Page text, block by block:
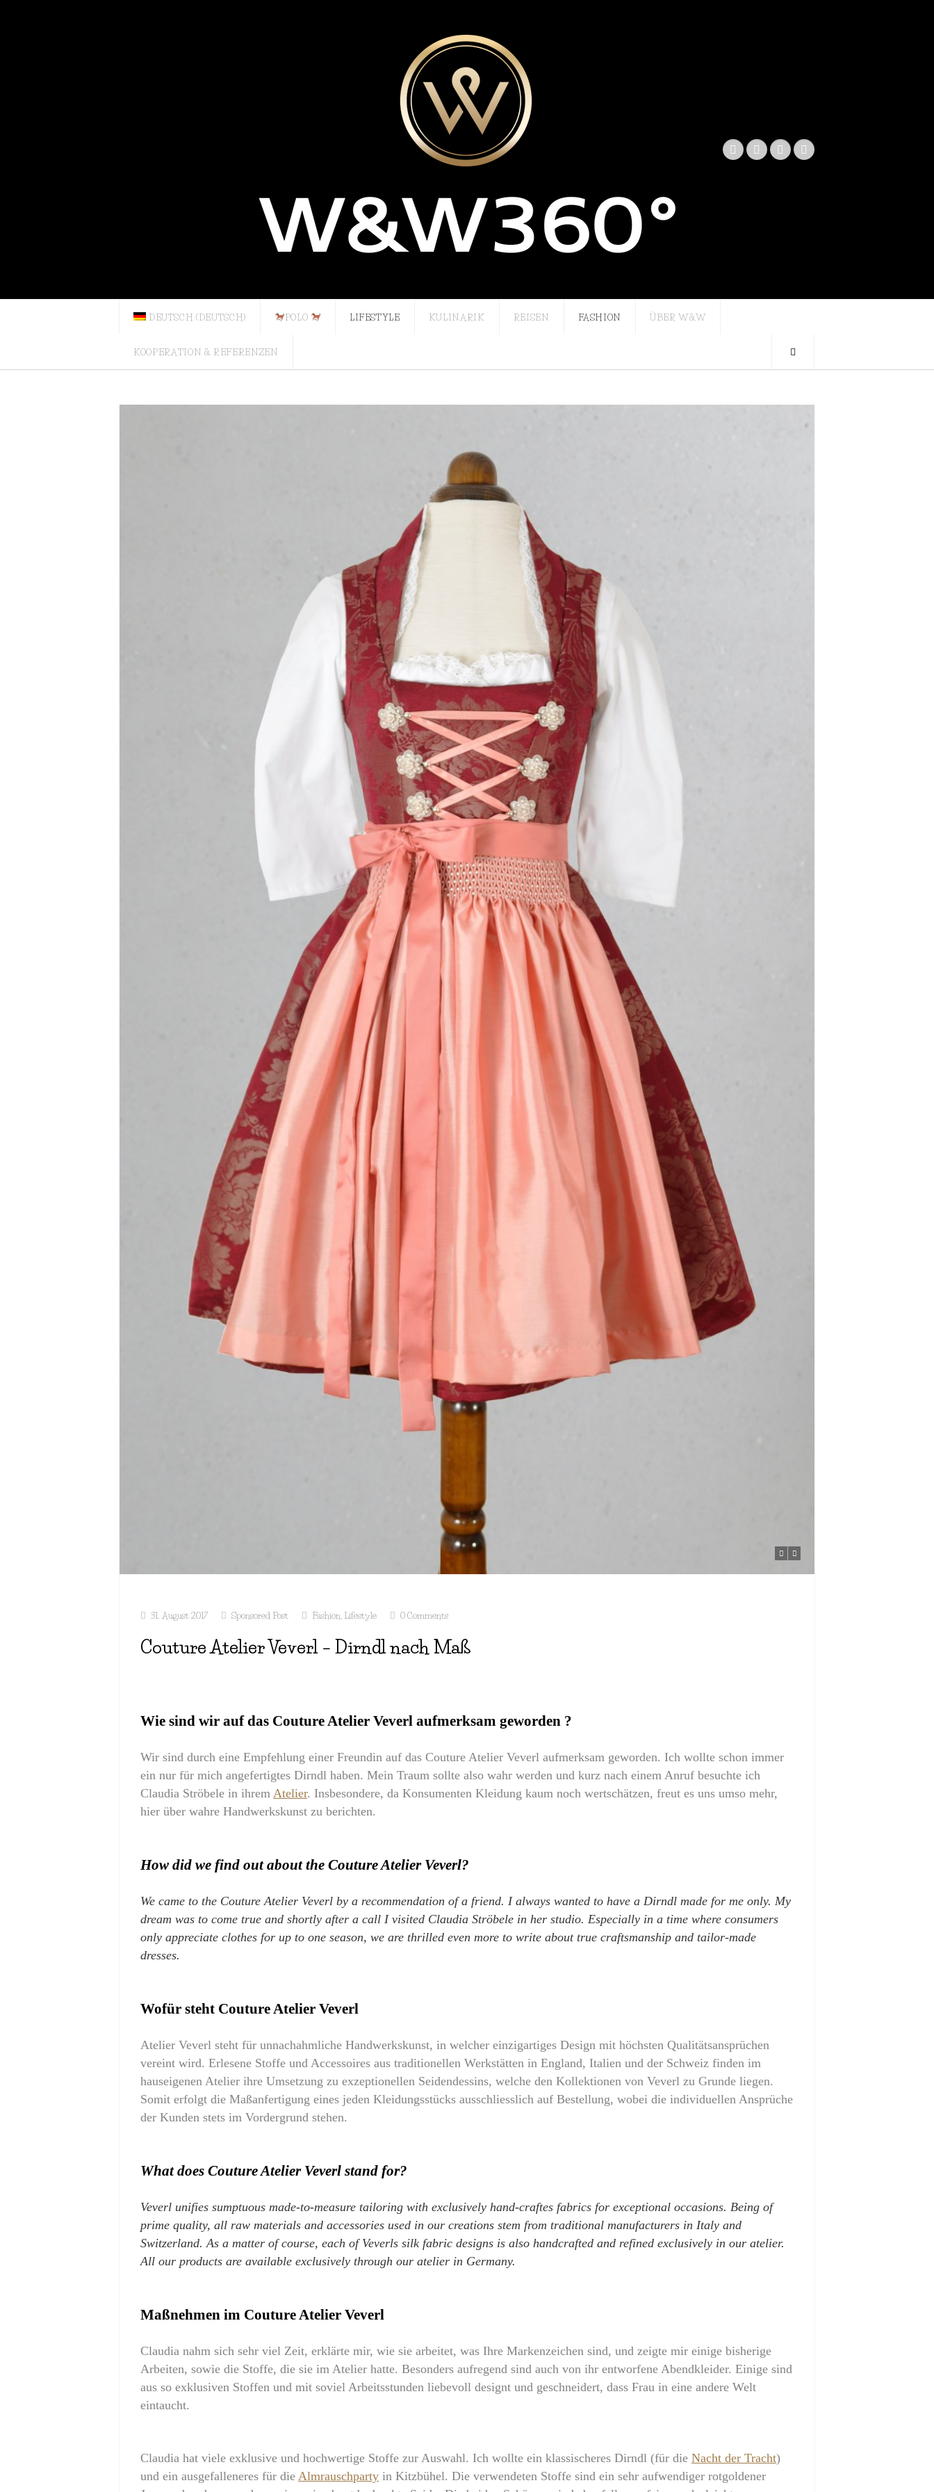
DEUTSCH (DEUTSCH) POLO LIFESTYLE KULINARIK REISEN FASHION ÜBER W&W
KOOPERATION & REFERENZEN
31. August 2017 Sponsored Post Fashion, Lifestyle 0 Comments
Couture Atelier Veverl – Dirndl nach Maß
Wie sind wir auf das Couture Atelier Veverl aufmerksam geworden ?
Wir sind durch eine Empfehlung einer Freundin auf das Couture Atelier Veverl aufmerksam geworden. Ich wollte schon immer
ein nur für mich angefertigtes Dirndl haben. Mein Traum sollte also wahr werden und kurz nach einem Anruf besuchte ich
Claudia Ströbele in ihrem Atelier. Insbesondere, da Konsumenten Kleidung kaum noch wertschätzen, freut es uns umso mehr,
hier über wahre Handwerkskunst zu berichten.
How did we find out about the Couture Atelier Veverl?
We came to the Couture Atelier Veverl by a recommendation of a friend. I always wanted to have a Dirndl made for me only. My
dream was to come true and shortly after a call I visited Claudia Ströbele in her studio. Especially in a time where consumers
only appreciate clothes for up to one season, we are thrilled even more to write about true craftsmanship and tailor-made
dresses.
Wofür steht Couture Atelier Veverl
Atelier Veverl steht für unnachahmliche Handwerkskunst, in welcher einzigartiges Design mit höchsten Qualitätsansprüchen
vereint wird. Erlesene Stoffe und Accessoires aus traditionellen Werkstätten in England, Italien und der Schweiz finden im
hauseigenen Atelier ihre Umsetzung zu exzeptionellen Seidendessins, welche den Kollektionen von Veverl zu Grunde liegen.
Somit erfolgt die Maßanfertigung eines jeden Kleidungsstücks ausschliesslich auf Bestellung, wobei die individuellen Ansprüche
der Kunden stets im Vordergrund stehen.
What does Couture Atelier Veverl stand for?
Veverl unifies sumptuous made-to-measure tailoring with exclusively hand-craftes fabrics for exceptional occasions. Being of
prime quality, all raw materials and accessories used in our creations stem from traditional manufacturers in Italy and
Switzerland. As a matter of course, each of Veverls silk fabric designs is also handcrafted and refined exclusively in our atelier.
All our products are available exclusively through our atelier in Germany.
Maßnehmen im Couture Atelier Veverl
Claudia nahm sich sehr viel Zeit, erklärte mir, wie sie arbeitet, was Ihre Markenzeichen sind, und zeigte mir einige bisherige
Arbeiten, sowie die Stoffe, die sie im Atelier hatte. Besonders aufregend sind auch von ihr entworfene Abendkleider. Einige sind
aus so exklusiven Stoffen und mit soviel Arbeitsstunden liebevoll designt und geschneidert, dass Frau in eine andere Welt
eintaucht.
Claudia hat viele exklusive und hochwertige Stoffe zur Auswahl. Ich wollte ein klassischeres Dirndl (für die Nacht der Tracht)
und ein ausgefalleneres für die Almrauschparty in Kitzbühel. Die verwendeten Stoffe sind ein sehr aufwendiger rotgoldener